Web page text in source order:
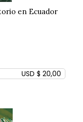
en Ecuador
USD $ 20,00